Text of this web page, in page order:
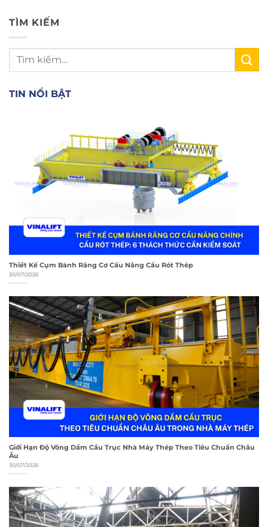
TÌM KIẾM
TIN NỔI BẬT
Thiết Kế Cụm Bánh Răng Cơ Cấu Nâng Cẩu Rót Thép
30/07/2026
Giới Hạn Độ Võng Dầm Cầu Trục Nhà Máy Thép Theo Tiêu Chuẩn Châu
Âu
30/07/2026